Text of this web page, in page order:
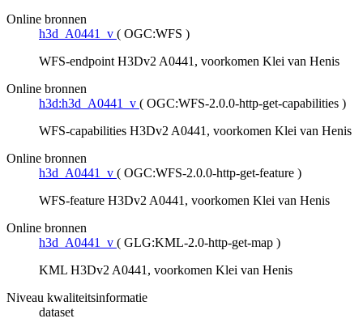
Online bronnen
h3d_A0441_v ( OGC:WFS )
WFS-endpoint H3Dv2 A0441, voorkomen Klei van Henis
Online bronnen
h3d:h3d_A0441_v ( OGC:WFS-2.0.0-http-get-capabilities )
WFS-capabilities H3Dv2 A0441, voorkomen Klei van Henis
Online bronnen
h3d_A0441_v ( OGC:WFS-2.0.0-http-get-feature )
WFS-feature H3Dv2 A0441, voorkomen Klei van Henis
Online bronnen
h3d_A0441_v ( GLG:KML-2.0-http-get-map )
KML H3Dv2 A0441, voorkomen Klei van Henis
Niveau kwaliteitsinformatie
dataset